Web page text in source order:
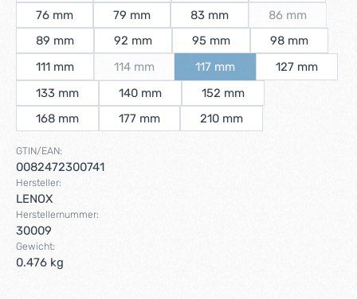
76 mm
79 mm 83 mm 86 mm
89 mm 92 mm 95 mm
98 mm
111 mm
114 mm 117 mm
127 mm
133 mm
140 mm
152 mm
168 mm
177 mm 210 mm
GTIN/EAN:
0082472300741
Hersteller:
LENOX
Herstellernummer:
30009
Gewicht:
0.476 kg